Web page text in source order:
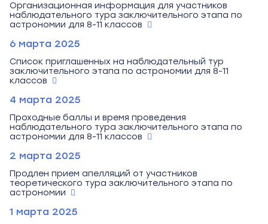
Организационная информация для участников
наблюдательного тура заключительного этапа по
астрономии для 8-11 классов
6 марта 2025
Список приглашенных на наблюдательный тур
заключительного этапа по астрономии для 8-11
классов
4 марта 2025
Проходные баллы и время проведения
наблюдательного тура заключительного этапа по
астрономии для 8-11 классов
2 марта 2025
Продлен прием апелляций от участников
теоретического тура заключительного этапа по
астрономии
1 марта 2025